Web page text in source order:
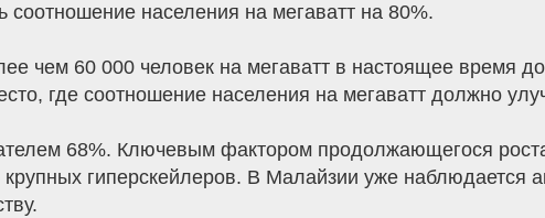
соотношение населения на мегаватт на 80%.
чем 60 000 человек на мегаватт в настоящее время
где соотношение населения на мегаватт должно
68%. Ключевым фактором продолжающегося
крупных гиперскейлеров. В Малайзии уже наблюдается